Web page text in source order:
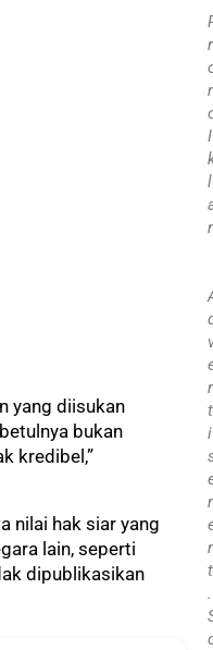
yang diisukan
bukan
kredibel,”
nilai hak siar yang
lain, seperti
dipublikasikan
r
I
l
r
t
i
t
.